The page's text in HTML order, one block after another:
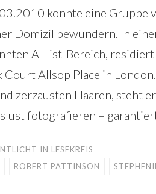
konnte eine Gruppe
Domizil bewundern. In
A-List-Bereich,
Court Allsop Place in
zerzausten Haaren, steht
fotografieren –
IN LESEKREIS
ROBERT PATTINSON